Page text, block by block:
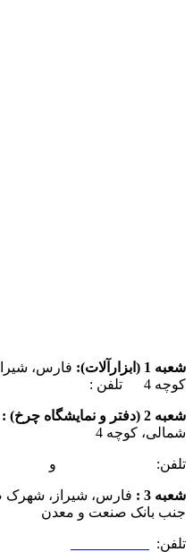
شعبه 1 (ابزارآلات):
فارس،
کوچه 4 تلفن :
شعبه 2 (دفتر و نمایشگاه چرخ) :
شمالی، کوچه 4
تلفن: و
شعبه 3 :
فارس، شیراز، شهرک
جنب بانک صنعت و معدن
تلفن: